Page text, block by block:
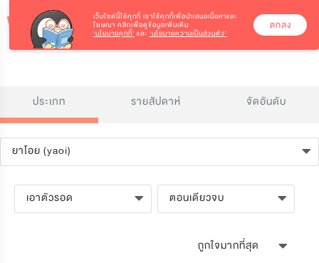
ประเภท รายสัปดาห์ จัดอันดับ
ยาโอย (yaoi)
เอาตัวรอด ตอนเดียวจบ
ถูกใจมากที่สุด
เว็บไซต์นี้ใช้คุกกี้ เราใช้คุกกี้เพื่อนำเสนอเนื้อหาและ
โฆษณา คลิกเพื่อดูข้อมูลเพิ่มเติม
‘นโยบายคุกกี้’ และ ‘นโยบายความเป็นส่วนตัว’
ตกลง